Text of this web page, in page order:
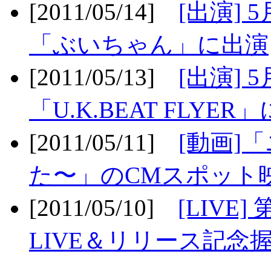
[2011/05/14] [出演] 5
「ぶいちゃん」に出演
[2011/05/13] [出演] 5
「U.K.BEAT FLYER
[2011/05/11] [動画]
た〜」のCMスポット
[2011/05/10] [LIVE]
LIVE＆リリース記念